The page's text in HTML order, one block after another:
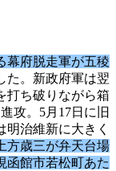
幕府脱走軍が五稜
た。新政府軍は翌
打ち破りながら箱
攻。5月17日に旧
治維新に大きく
方歳三が弁天台場
函館市若松町あた